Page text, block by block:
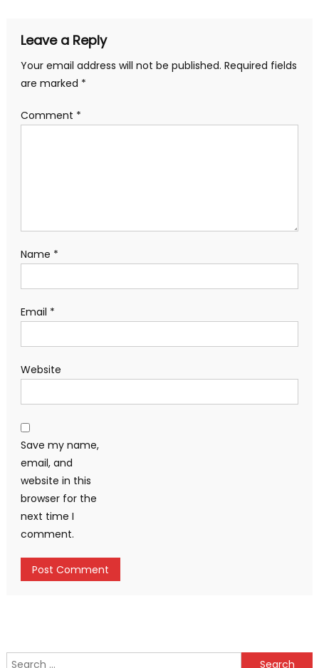
Leave a Reply
Your email address will not be published. Required fields
are marked *
Comment *
Name *
Email *
Website
Save my name,
email, and
website in this
browser for the
next time I
comment.
Search